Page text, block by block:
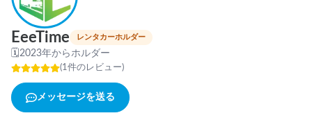
EeeTime レンタカーホルダー
🗓2023年からホルダー
(1件のレビュー)
メッセージを送る